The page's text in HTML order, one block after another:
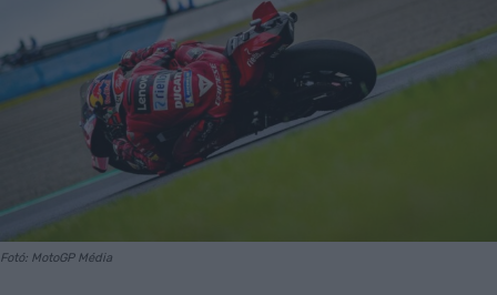
Fotó: MotoGP Média